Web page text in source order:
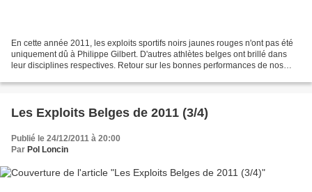
En cette année 2011, les exploits sportifs noirs jaunes rouges n'ont pas été
uniquement dû à Philippe Gilbert. D'autres athlètes belges ont brillé dans
leur disciplines respectives. Retour sur les bonnes performances de nos
Les Exploits Belges de 2011 (3/4)
Publié le 24/12/2011 à 20:00
Par Pol Loncin